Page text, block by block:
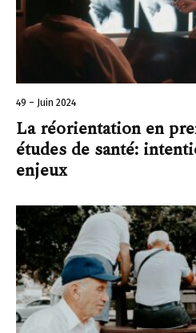
49 – Juin 2024
La réorientation en
études de santé:
enjeux